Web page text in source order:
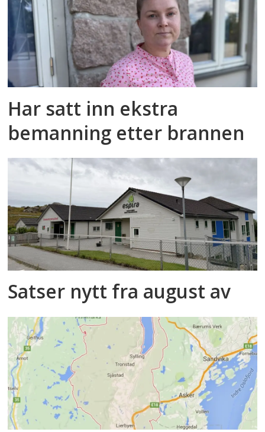
Har satt inn ekstra
bemanning etter brannen
Satser nytt fra august av